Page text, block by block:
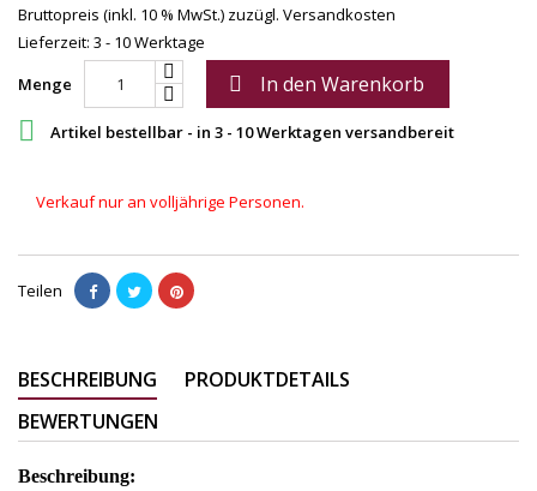
Bruttopreis (inkl. 10 % MwSt.) zuzügl. Versandkosten
Lieferzeit: 3 - 10 Werktage
Menge
 In den Warenkorb
 Artikel bestellbar - in 3 - 10 Werktagen versandbereit
Verkauf nur an volljährige Personen.
Teilen
BESCHREIBUNG
PRODUKTDETAILS
BEWERTUNGEN
Beschreibung: